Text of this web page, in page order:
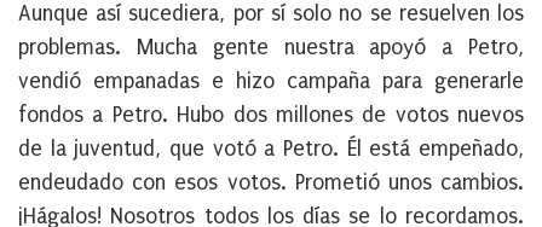
Aunque así sucediera, por sí solo no se resuelven los
problemas. Mucha gente nuestra apoyó a Petro,
vendió empanadas e hizo campaña para generarle
fondos a Petro. Hubo dos millones de votos nuevos
de la juventud, que votó a Petro. Él está empeñado,
endeudado con esos votos. Prometió unos cambios.
¡Hágalos! Nosotros todos los días se lo recordamos.